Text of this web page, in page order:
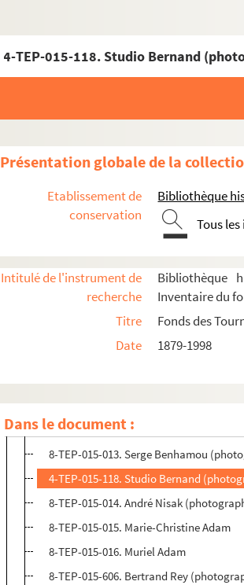
Présentation globale de la
Etablissement de
conservation
Bibliothèque
Tous
Intitulé de l'instrument de
recherche
Bibliothèque
Inventaire du
Titre
Fonds des
Date
1879-1998
Dans le document :
Administration
Affiches
Journal des tournées
Programmes
Relevés de mise en scène, textes et
Photographies de scènes et de décors
4-TEP-015-127. Bernard Ladoux
8-TEP-015-012. Patrick Abrial
8-TEP-015-013. Serge Benhamou
4-TEP-015-118. Studio Bernand
8-TEP-015-014. André Nisak
8-TEP-015-015. Marie-Christine Adam
8-TEP-015-016. Muriel Adam
8-TEP-015-606. Bertrand Rey